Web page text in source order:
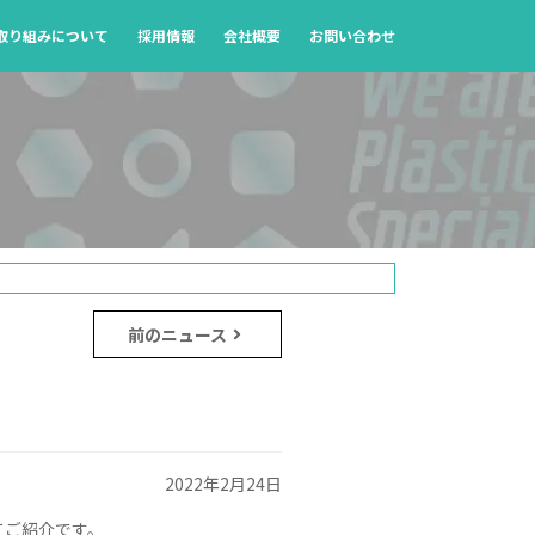
り組みについて 採用情報 会社概要 お問い合わせ
前のニュース
2022年2月24日
紹介です。